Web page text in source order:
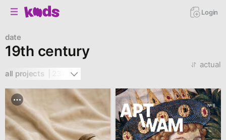
Login
date
19th century
all projects  | 232
actual